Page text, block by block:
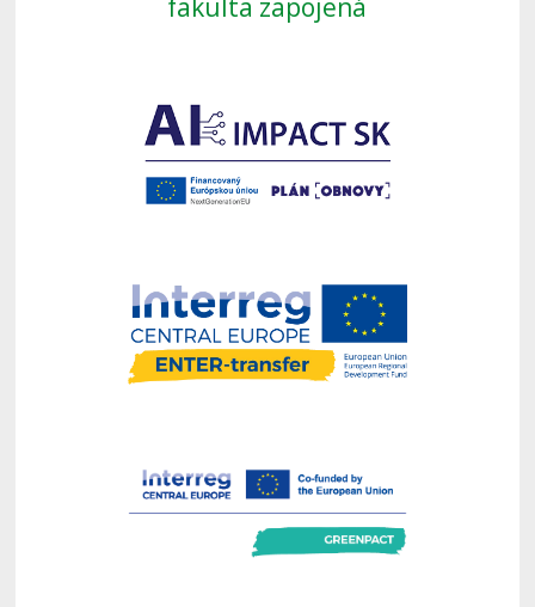
fakulta zapojená